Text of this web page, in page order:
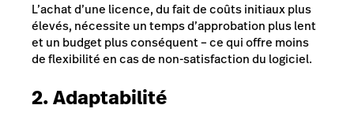
L’achat d’une licence, du fait de coûts initiaux plus
élevés, nécessite un temps d’approbation plus lent
et un budget plus conséquent – ce qui offre moins
de flexibilité en cas de non-satisfaction du logiciel.
2. Adaptabilité